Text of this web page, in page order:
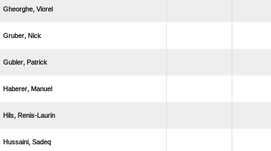
 
 
 
 
 
 